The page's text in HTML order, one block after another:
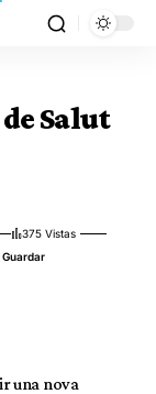
Salut
375 Vistas
una nova